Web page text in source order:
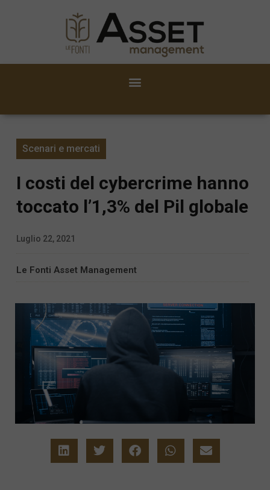
Scenari e mercati
I costi del cybercrime hanno
toccato l’1,3% del Pil globale
Luglio 22, 2021
Le Fonti Asset Management